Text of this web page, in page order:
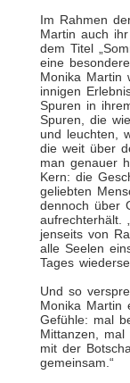
Im Rahmen
Martin auch
dem Titel
eine
Monika Martin
innigen
Spuren in
Spuren, die
und leuchten,
die weit über
man genauer
Kern: die
geliebten
dennoch über
aufrechterhält.
jenseits von
alle Seelen
Tages
Und so
Monika Martin
Gefühle: mal
Mittanzen,
mit der
gemeinsam.“